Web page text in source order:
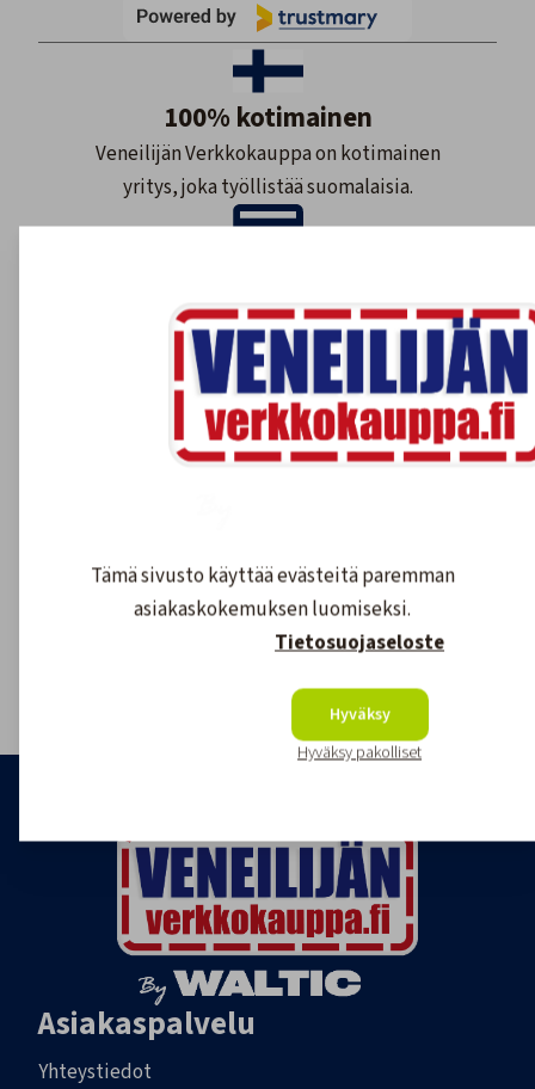
100% kotimainen
Veneilijän Verkkokauppa on kotimainen
yritys, joka työllistää suomalaisia.
Meillä maksat monipuolisesti ja
turvallisesti.
Nopea toimitus
Asiakaspalvelu
020 755 8926
Asiakaspalvelu
Yhteystiedot
Tämä sivusto käyttää evästeitä paremman
asiakaskokemuksen luomiseksi.
Tietosuojaseloste
Hyväksy
Hyväksy pakolliset